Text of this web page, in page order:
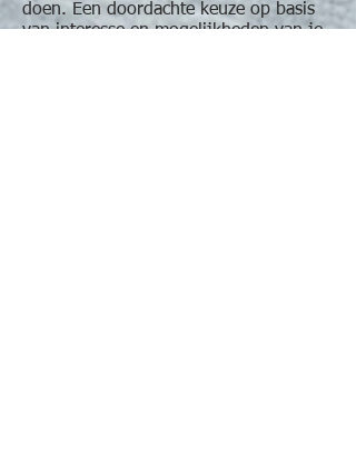
doen. Een doordachte keuze op basis
van interesse en mogelijkheden van je